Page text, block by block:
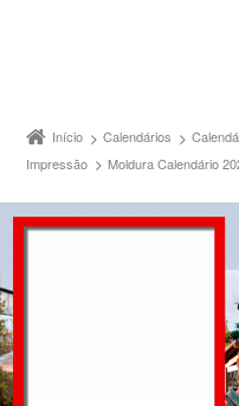
Início Calendários
Impressão
Moldura Calendário